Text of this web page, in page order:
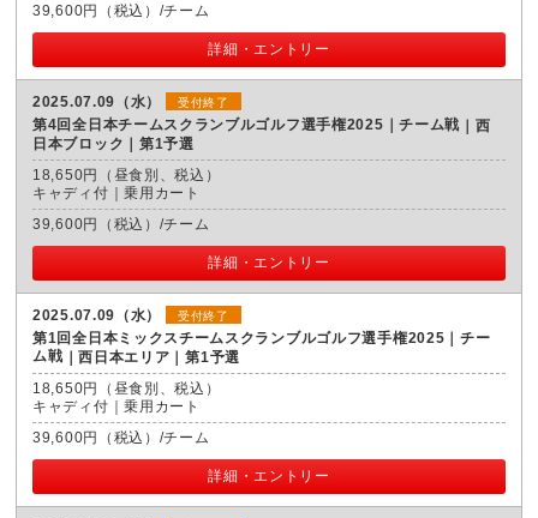
39,600円（税込）/チーム
詳細・エントリー
2025.07.09（水） 受付終了
第4回全日本チームスクランブルゴルフ選手権2025｜チーム戦
西
日本ブロック｜第1予選
18,650円（昼食別、税込）
キャディ付｜乗用カート
39,600円（税込）/チーム
詳細・エントリー
2025.07.09（水） 受付終了
第1回全日本ミックスチームスクランブルゴルフ選手権2025｜チー
ム戦
西日本エリア｜第1予選
18,650円（昼食別、税込）
キャディ付｜乗用カート
39,600円（税込）/チーム
詳細・エントリー